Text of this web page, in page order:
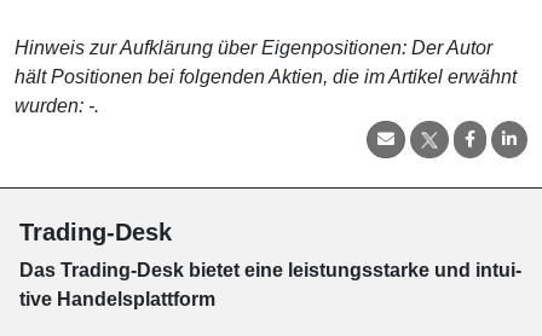
Hinweis zur Aufklärung über Eigenpositionen: Der Autor
hält Positionen bei folgenden Aktien, die im Artikel erwähnt
wurden: -.
Trading-Desk
Das Trading-Desk bie­tet eine leis­tungs­star­ke und in­tui­
tive Han­dels­platt­form